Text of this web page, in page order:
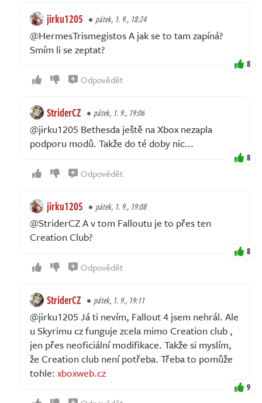
jirku1205 pátek, 1. 9., 18:24
@HermesTrismegistos A jak se to tam zapíná?
Smím li se zeptat?
8
Odpovědět
StriderCZ pátek, 1. 9., 19:06
@jirku1205 Bethesda ještě na Xbox nezapla
podporu modů. Takže do té doby nic...
8
Odpovědět
jirku1205 pátek, 1. 9., 19:08
@StriderCZ A v tom Falloutu je to přes ten
Creation Club?
8
Odpovědět
StriderCZ pátek, 1. 9., 19:11
@jirku1205 Já ti nevím, Fallout 4 jsem nehrál. Ale
u Skyrimu cz funguje zcela mimo Creation club ,
jen přes neoficiální modifikace. Takže si myslím,
že Creation club není potřeba. Třeba to pomůže
tohle: xboxweb.cz
9